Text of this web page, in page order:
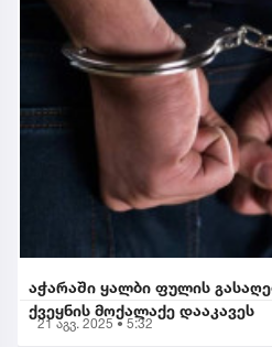
აჭარაში ყალბი ფულის
ქვეყნის მოქალაქე დააკავეს
21 აგვ. 2025 • 5:32